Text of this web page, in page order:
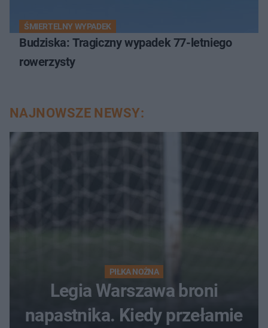
ŚMIERTELNY WYPADEK
Budziska: Tragiczny wypadek 77-letniego
rowerzysty
NAJNOWSZE NEWSY:
PIŁKA NOŻNA
Legia Warszawa broni
napastnika. Kiedy przełamie